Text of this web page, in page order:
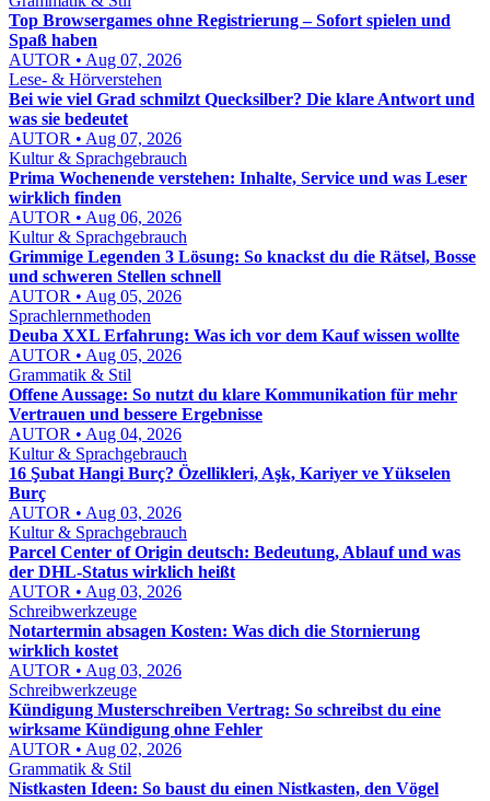
Top Browsergames ohne Registrierung – Sofort spielen und
Spaß haben
AUTOR • Aug 07, 2026
Lese- & Hörverstehen
Bei wie viel Grad schmilzt Quecksilber? Die klare Antwort und
was sie bedeutet
AUTOR • Aug 07, 2026
Kultur & Sprachgebrauch
Prima Wochenende verstehen: Inhalte, Service und was Leser
wirklich finden
AUTOR • Aug 06, 2026
Kultur & Sprachgebrauch
Grimmige Legenden 3 Lösung: So knackst du die Rätsel, Bosse
und schweren Stellen schnell
AUTOR • Aug 05, 2026
Sprachlernmethoden
Deuba XXL Erfahrung: Was ich vor dem Kauf wissen wollte
AUTOR • Aug 05, 2026
Grammatik & Stil
Offene Aussage: So nutzt du klare Kommunikation für mehr
Vertrauen und bessere Ergebnisse
AUTOR • Aug 04, 2026
Kultur & Sprachgebrauch
16 Şubat Hangi Burç? Özellikleri, Aşk, Kariyer ve Yükselen
Burç
AUTOR • Aug 03, 2026
Kultur & Sprachgebrauch
Parcel Center of Origin deutsch: Bedeutung, Ablauf und was
der DHL-Status wirklich heißt
AUTOR • Aug 03, 2026
Schreibwerkzeuge
Notartermin absagen Kosten: Was dich die Stornierung
wirklich kostet
AUTOR • Aug 03, 2026
Schreibwerkzeuge
Kündigung Musterschreiben Vertrag: So schreibst du eine
wirksame Kündigung ohne Fehler
AUTOR • Aug 02, 2026
Grammatik & Stil
Nistkasten Ideen: So baust du einen Nistkasten, den Vögel